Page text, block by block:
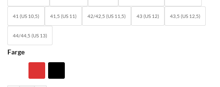
41 (US 10,5) 41,5 (US 11) 42/42,5 (US 11,5) 43 (US 12) 43,5 (US 12,5)
44/44,5 (US 13)
Farge